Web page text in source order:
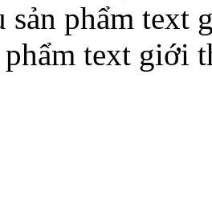
sản phẩm text
text giới